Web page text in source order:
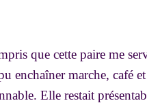
que cette paire me
enchaîner marche, café
Elle restait